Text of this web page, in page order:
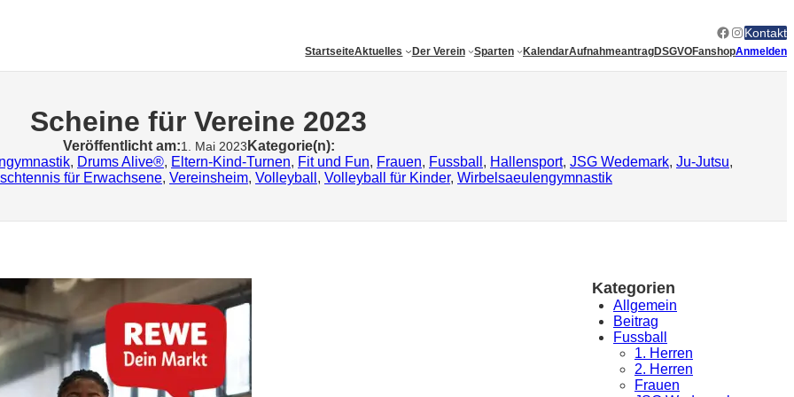
Facebook
Instagram
Kontakt
StartseiteAktuelles Der Verein Sparten KalendarAufnahmeantragDSGVOFanshopAnmelden
Scheine für Vereine 2023
Veröffentlicht am:1. Mai 2023 Kategorie(n):
, Drums Alive®, Eltern-Kind-Turnen, Fit und Fun, Frauen, Fussball , Hallensport, JSG Wedemark, Ju-Jutsu
für Erwachsene, Vereinsheim, Volleyball , Volleyball für Kinder, Wirbelsaeulengymnastik
Kategorien
Allgemein
Beitrag
Fussball
1. Herren
2. Herren
Frauen